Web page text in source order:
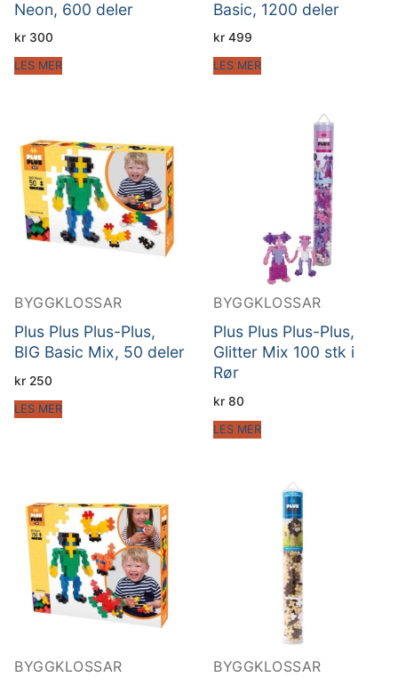
Neon, 600 deler
kr 300
LES MER
Basic, 1200 deler
kr 499
LES MER
BYGGKLOSSAR
Plus Plus Plus-Plus,
BIG Basic Mix, 50 deler
kr 250
LES MER
BYGGKLOSSAR
Plus Plus Plus-Plus,
Glitter Mix 100 stk i
Rør
kr 80
LES MER
BYGGKLOSSAR BYGGKLOSSAR